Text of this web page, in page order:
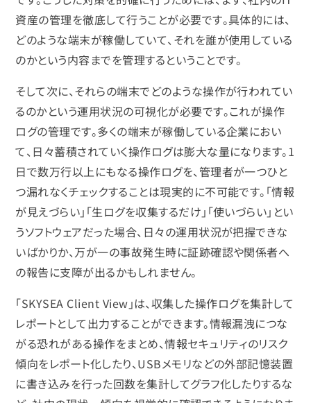
資産の管理を徹底して行うことが必要です。具体的には、
どのような端末が稼働していて、それを誰が使用している
のかという内容までを管理するということです。
そして次に、それらの端末でどのような操作が行われてい
るのかという運用状況の可視化が必要です。これが操作
ログの管理です。多くの端末が稼働している企業におい
て、日々蓄積されていく操作ログは膨大な量になります。1
日で数万行以上にもなる操作ログを、管理者が一つひと
つ漏れなくチェックすることは現実的に不可能です。「情報
が見えづらい」「生ログを収集するだけ」「使いづらい」とい
うソフトウェアだった場合、日々の運用状況が把握できな
いばかりか、万が一の事故発生時に証跡確認や関係者へ
の報告に支障が出るかもしれません。
「SKYSEA Client View」は、収集した操作ログを集計して
レポートとして出力することができます。情報漏洩につな
がる恐れがある操作をまとめ、情報セキュリティのリスク
傾向をレポート化したり、USBメモリなどの外部記憶装置
に書き込みを行った回数を集計してグラフ化したりするな